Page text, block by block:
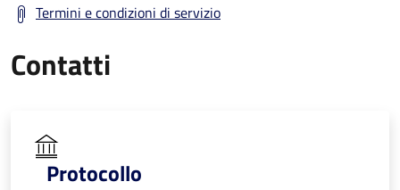
Termini e condizioni di servizio
Contatti
Protocollo